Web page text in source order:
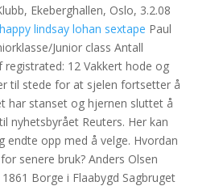
Ekeberghallen, Oslo, 3.2.08
lindsay lohan sextape Paul
Junior class Antall
12 Vakkert hode og
til stede for at sjelen fortsetter å
har stanset og hjernen sluttet å
nyhetsbyrået Reuters. Her kan
endte opp med å velge. Hvordan
senere bruk? Anders Olsen
1861 Borge i Flaabygd Sagbruget